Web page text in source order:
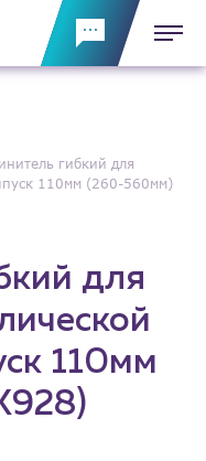
гибкий для
110мм (260-560мм)
для
110мм